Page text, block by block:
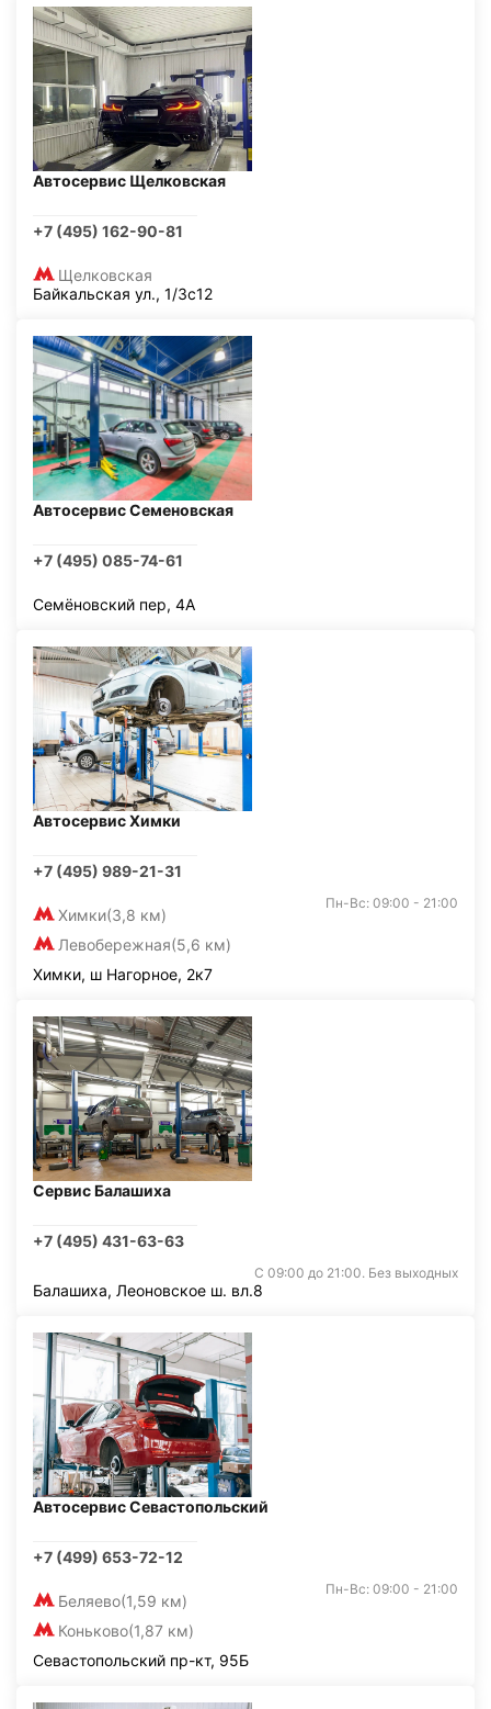
Автосервис Щелковская
+7 (495) 162-90-81
Щелковская
Байкальская ул., 1/3с12
Автосервис Семеновская
+7 (495) 085-74-61
Семёновский пер, 4А
Автосервис Химки
+7 (495) 989-21-31
Химки(3,8 км)
Левобережная(5,6 км)
Пн-Вс: 09:00 - 21:00
Химки, ш Нагорное, 2к7
Сервис Балашиха
+7 (495) 431-63-63
С 09:00 до 21:00. Без выходных
Балашиха, Леоновское ш. вл.8
Автосервис Севастопольский
+7 (499) 653-72-12
Беляево(1,59 км)
Коньково(1,87 км)
Пн-Вс: 09:00 - 21:00
Севастопольский пр-кт, 95Б